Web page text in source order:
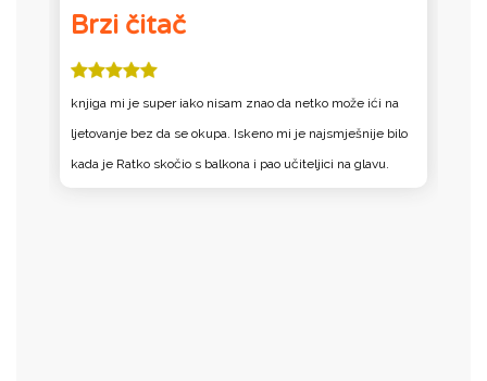
Brzi čitač
knjiga mi je super iako nisam znao da netko može ići na
ljetovanje bez da se okupa. Iskeno mi je najsmješnije bilo
kada je Ratko skočio s balkona i pao učiteljici na glavu.